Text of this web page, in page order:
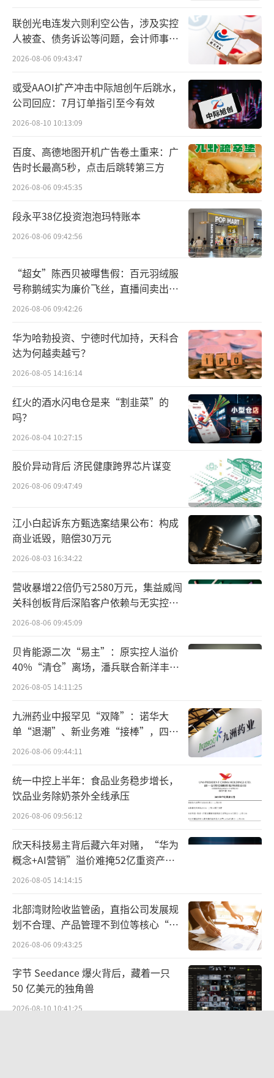
经检测，有16批次不合格，不合格检出率
为16%。检测项目涉及甲醛含量、可分解致癌
芳香胺染料、色牢度等13项。本次不合格项目
说明（防紫外线产品标识）、耐湿摩擦色牢度5
项。
其中pH值不合格的产品有1批次。纽亦华
贸易（上海）有限公司标称由其生产（或供
货）的BUCKET走边帽（型号规格：61cm，款
2（标准值应为4.0～8.5），与国家强制性标准
要求不符。该项目不合格容易引起皮肤过敏。
防紫外线性能不合格的有4批次。如上海呃
扑科技有限公司销售的、标称由其生产（或供
货）的HER SHELL ō WIND BREAKER 防晒衣
（型号规格：185/104A XL，款号/系列：23SS
3OWTS2002），该批次网页明示UPF50＋、合
格证上明示为防晒衣，根据标准，防晒衣的UP
F应 > 40，实测仅为6；透射比平均值T(UVA)AV
应<5%，实测为20.51%，网页宣传、产品明示
均与实测不符。该项目不合格，无法有效阻挡
防紫外线性能不合格的产品还包括上海嗨
燃体育科技有限公司的NEDAO动态透气带帽皮
肤衣3.0、上海天忠围巾制造有限公司的BT-CX2
5204防晒面罩、上海丝所文化科技有限公司的
夏日系列-月兔防晒服的部分批次产品。
纤维含量不合格的产品有2批次。其中，言
之有物（上海）商贸有限公司销售的、标称由
路可品牌管理（上海）有限公司生产（或供
货）的灰色分割线拼接防晒服（型号规格：L 1
70/92A，货号：MNM4BCO013），面料纤维成
分企业宣称为锦纶90%、聚酯纤维10%（实测
为锦纶100%），企业明示与实测不符。纤维含
量涉及纺织品是否货真价实，漏标或错标纤维
含量，容易误导消费。
另一个批次的产品是斯诺兰运动用品（上
海）有限公司的可收纳防晒套头夹克（二
代）。
耐湿摩擦色牢度不合格的产品有1批次。上
海丝所文化科技有限公司销售的、标称由其生
产（或供货）的夏日系列-月兔防晒服（型号规
格：165/88A），耐湿摩擦色牢度实测为3级
（标准值应≥3-4级），与标准要求不符。色牢
度不合格，洗涤时极易掉色、沾色，影响纺织
品正常使用。
产品使用说明（防紫外线产品标识）不合
格的有11批次。如上海天忠围巾制造有限公司
联创光电连发六则利空公告，涉及实控
人被查、债务诉讼等问题，会计师事务
所曾出具“保留意见”
2026-08-06 09:43:47
或受AAOI扩产冲击中际旭创午后跳水，
公司回应：7月订单指引至今有效
2026-08-10 10:13:09
百度、高德地图开机广告卷土重来：广
告时长最高5秒，点击后跳转第三方
2026-08-06 09:45:35
段永平38亿投资泡泡玛特账本
2026-08-06 09:42:56
“超女”陈西贝被曝售假：百元羽绒服
号称鹅绒实为廉价飞丝，直播间卖出超
百万元
2026-08-06 09:42:26
华为哈勃投资、宁德时代加持，天科合
达为何越卖越亏？
2026-08-05 14:16:14
红火的酒水闪电仓是来“割韭菜”的
吗？
2026-08-04 10:27:15
股价异动背后 济民健康跨界芯片谋变
2026-08-06 09:47:49
江小白起诉东方甄选案结果公布：构成
商业诋毁，赔偿30万元
2026-08-03 16:34:22
营收暴增22倍仍亏2580万元，集益威闯
关科创板背后深陷客户依赖与无实控人
困局
2026-08-06 09:45:09
贝肯能源二次“易主”：原实控人溢价
40%“清仓”离场，潘兵联合新洋丰、
宏科百世拟入主
2026-08-05 14:11:25
九洲药业中报罕见“双降”：诺华大
单“退潮”、新业务难“接棒”，四大
难关待闯
2026-08-06 09:44:11
统一中控上半年：食品业务稳步增长，
饮品业务除奶茶外全线承压
2026-08-06 09:56:12
欣天科技易主背后藏六年对赌，“华为
概念+AI营销”溢价难掩52亿重资产考
验
2026-08-05 14:14:15
北部湾财险收监管函，直指公司发展规
划不合理、产品管理不到位等核心“痛
点”
2026-08-06 09:43:25
字节 Seedance 爆火背后，藏着一只
50 亿美元的独角兽
2026-08-10 10:41:25